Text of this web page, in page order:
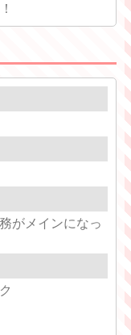
がメインになっ